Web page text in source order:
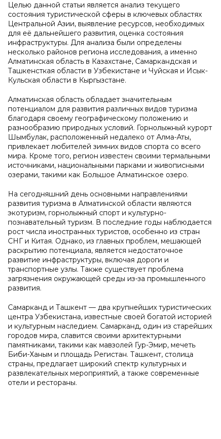
Целью данной статьи является анализ текущего
состояния туристической сферы в ключевых областях
Центральной Азии, выявление ресурсов, необходимых
для её дальнейшего развития, оценка состояния
инфраструктуры. Для анализа были определены
несколько районов региона исследования, а именно
Алматинская область в Казахстане, Самаркандская и
Ташкенсткая области в Узбекистане и Чуйская и Исык-
Кульская области в Кыргызстане.
Алматинская область обладает значительным
потенциалом для развития различных видов туризма
благодаря своему географическому положению и
разнообразию природных условий. Горнолыжный курорт
Шымбулак, расположенный недалеко от Алма-Аты,
привлекает любителей зимних видов спорта со всего
мира. Кроме того, регион известен своими термальными
источниками, национальными парками и живописными
озерами, такими как Большое Алматинское озеро.
На сегодняшний день основными направлениями
развития туризма в Алматинской области являются
экотуризм, горнолыжный спорт и культурно-
познавательный туризм. В последние годы наблюдается
рост числа иностранных туристов, особенно из стран
СНГ и Китая. Однако, из главных проблем, мешающей
раскрытию потенциала, является недостаточное
развитие инфраструктуры, включая дороги и
транспортные узлы. Также существует проблема
загрязнения окружающей среды из-за промышленного
развития.
Самарканд и Ташкент — два крупнейших туристических
центра Узбекистана, известные своей богатой историей
и культурным наследием. Самарканд, один из старейших
городов мира, славится своими архитектурными
памятниками, такими как мавзолей Гур-Эмир, мечеть
Биби-Ханым и площадь Регистан. Ташкент, столица
страны, предлагает широкий спектр культурных и
развлекательных мероприятий, а также современные
отели и рестораны.